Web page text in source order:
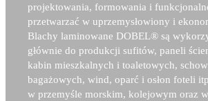
projektowania, formowania i
przetwarzać w uprzemysłowiony i
Blachy laminowane DOBEL®są
głównie do produkcji sufitów, paneli
kabin mieszkalnych i toaletowych,
bagażowych, wind, oparć i osłon foteli
w przemyśle morskim, kolejowym oraz